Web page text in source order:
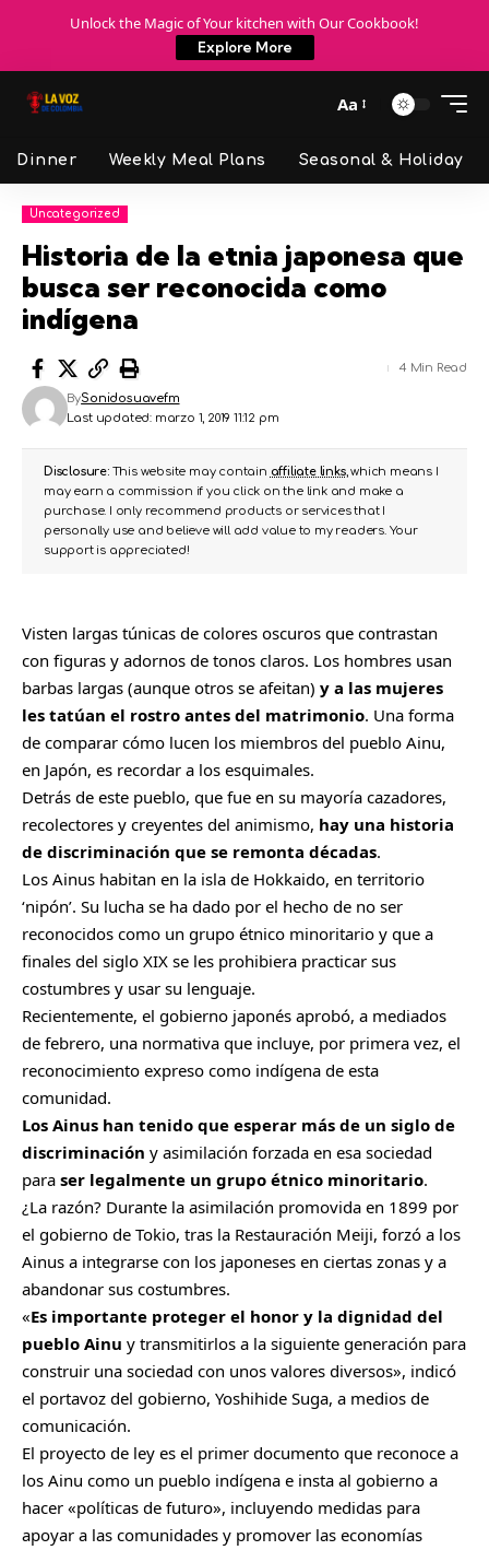
Unlock the Magic of Your kitchen with Our Cookbook!
Explore More
Aa
Dinner Weekly Meal Plans Seasonal & Holiday
Uncategorized
Historia de la etnia japonesa que
busca ser reconocida como
indígena
Last updated: marzo 1, 2019 11:12 pm
BySonidosuavefm
4 Min Read
Disclosure:This website may contain affiliate links, which means I
may earn a commission if you click on the link and make a
purchase. I only recommend products or services that I
personally use and believe will add value to my readers. Your
support is appreciated!
Visten largas túnicas de colores oscuros que contrastan
con figuras y adornos de tonos claros. Los hombres usan
barbas largas (aunque otros se afeitan) y a las mujeres
les tatúan el rostro antes del matrimonio. Una forma
de comparar cómo lucen los miembros del pueblo Ainu,
en Japón, es recordar a los esquimales.
Detrás de este pueblo, que fue en su mayoría cazadores,
recolectores y creyentes del animismo, hay una historia
de discriminación que se remonta décadas.
Los Ainus habitan en la isla de Hokkaido, en territorio
‘nipón’. Su lucha se ha dado por el hecho de no ser
reconocidos como un grupo étnico minoritario y que a
finales del siglo XIX se les prohibiera practicar sus
costumbres y usar su lenguaje.
Recientemente, el gobierno japonés aprobó, a mediados
de febrero, una normativa que incluye, por primera vez, el
reconocimiento expreso como indígena de esta
comunidad.
Los Ainus han tenido que esperar más de un siglo de
discriminación y asimilación forzada en esa sociedad
para ser legalmente un grupo étnico minoritario.
¿La razón? Durante la asimilación promovida en 1899 por
el gobierno de Tokio, tras la Restauración Meiji, forzó a los
Ainus a integrarse con los japoneses en ciertas zonas y a
abandonar sus costumbres.
«Es importante proteger el honor y la dignidad del
pueblo Ainu y transmitirlos a la siguiente generación para
construir una sociedad con unos valores diversos», indicó
el portavoz del gobierno, Yoshihide Suga, a medios de
comunicación.
El proyecto de ley es el primer documento que reconoce a
los Ainu como un pueblo indígena e insta al gobierno a
hacer «políticas de futuro», incluyendo medidas para
apoyar a las comunidades y promover las economías